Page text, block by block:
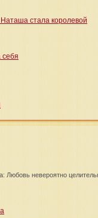
Наташа стала королевой
себя
Любовь невероятно